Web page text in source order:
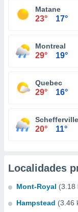
Matane
23° 17°
Montreal
29° 19°
Quebec
29° 16°
Schefferville
20° 11°
Localidades
Mont-Royal (3.18
Hampstead (3.46